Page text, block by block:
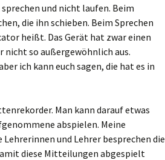
und nicht laufen. Beim
die ihn schieben. Beim Sprechen
heißt. Das Gerät hat zwar einen
so außergewöhnlich aus.
ich kann euch sagen, die hat es in
Man kann darauf etwas
abspielen. Meine
und Lehrer besprechen die
diese Mitteilungen abgespielt